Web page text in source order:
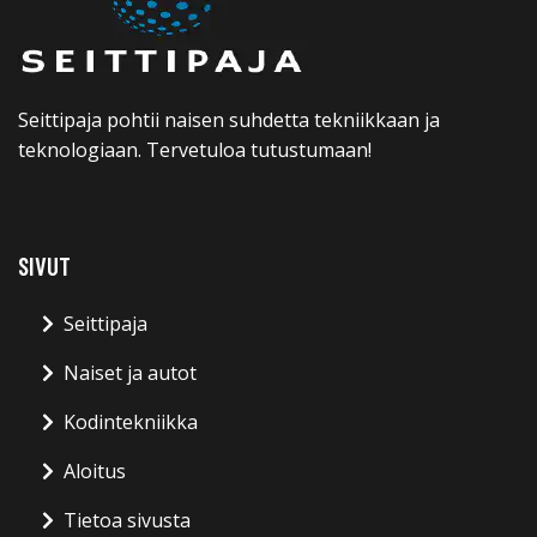
Seittipaja pohtii naisen suhdetta tekniikkaan ja
teknologiaan. Tervetuloa tutustumaan!
SIVUT
Seittipaja
Naiset ja autot
Kodintekniikka
Aloitus
Tietoa sivusta